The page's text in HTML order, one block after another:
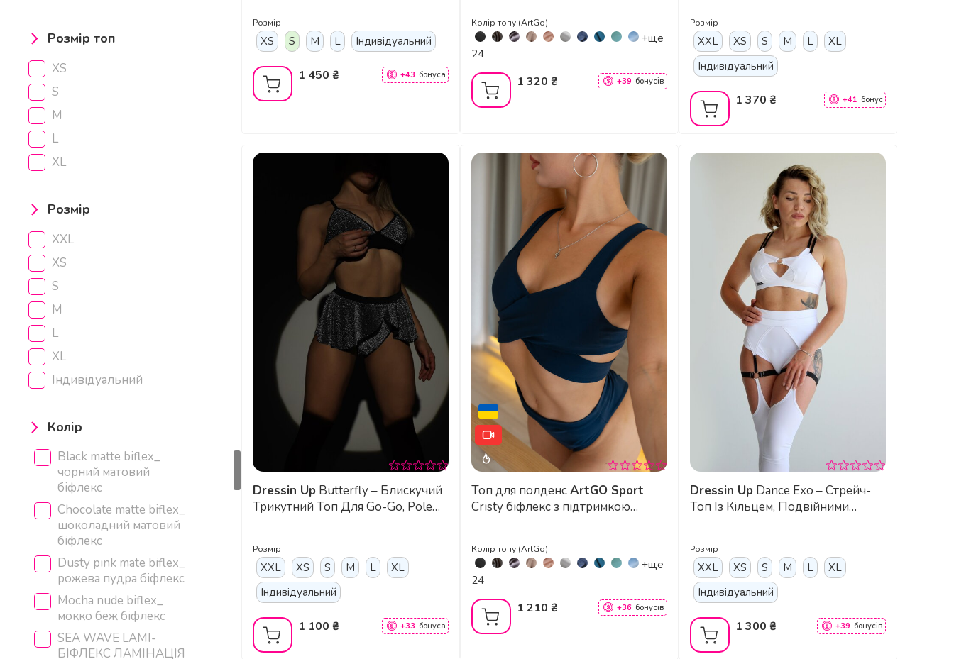
Розмір топ
XS
S
M
L
XL
Розмір
XXL
XS
S
M
L
XL
Індивідуальний
Колір
Black matte biflex_
чорний матовий
біфлекс
Chocolate matte biflex_
шоколадний матовий
біфлекс
Dusty pink mate biflex_
рожева пудра біфлекс
Mocha nude biflex_
мокко беж біфлекс
SEA WAVE LAMI-
БІФЛЕКС ЛАМІНАЦІЯ
Розмір
XS S M L Індивідуальний
1 450 ₴ +43 бонуса
Колір топу (ArtGo)
+ще
24
1 320 ₴ +39 бонусів
Розмір
XXL XS S M L
XL
Індивідуальний
1 370 ₴ +41 бонус
Dressin Up
Трикутний Топ Для Go-Go, Pole
Розмір
XXL XS S M L
XL
Індивідуальний
1 100 ₴ +33 бонуса
Топ для полденсArtGO Sport
Cristy біфлекс з підтримкою
Колір топу (ArtGo)
+ще
24
1 210 ₴ +36 бонусів
Dressin Up
Топ Із Кільцем, Подвійними
Сценічних Виступів - білий
Розмір
XXL XS S M L
XL
Індивідуальний
1 300 ₴ +39 бонусів